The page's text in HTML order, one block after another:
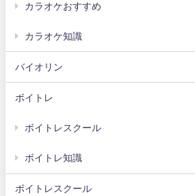
カラオケおすすめ
カラオケ知識
バイオリン
ボイトレ
ボイトレスクール
ボイトレ知識
ボイトレスクール